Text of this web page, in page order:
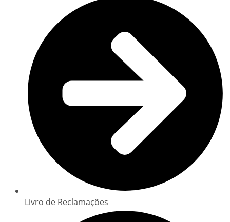
Livro de Reclamações